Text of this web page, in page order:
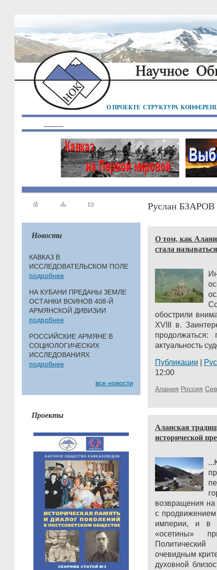
О ПРОЕКТЕ СТРУКТУРА
Новости
КАВКАЗ В
ИССЛЕДОВАТЕЛЬСКОМ ПОЛЕ
подробнее
НА КУБАНИ ПРЕДАНЫ ЗЕМЛЕ
ОСТАНКИ ВОИНОВ 408-Й
АРМЯНСКОЙ ДИВИЗИИ
подробнее
РОССИЙСКИЕ АРМЯНЕ В
СОЦИОЛОГИЧЕСКИХ
ИССЛЕДОВАНИЯХ
подробнее
все новости
Проекты
Руслан БЗАРОВ
О том, как
стала
обострили
XVIII в.
продолжаться:
актуальность
Публикации
12:00
Алания Россия
Аланская
исторической
возвращения на
с
империи, и в
«осетины»
очевидным
духовной